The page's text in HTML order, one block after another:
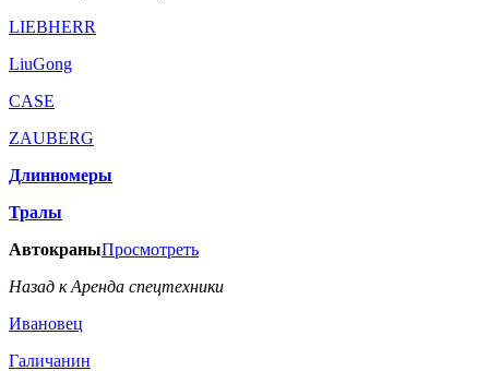
LIEBHERR
LiuGong
CASE
ZAUBERG
Длинномеры
Тралы
АвтокраныПросмотреть
Назад к Аренда спецтехники
Ивановец
Галичанин